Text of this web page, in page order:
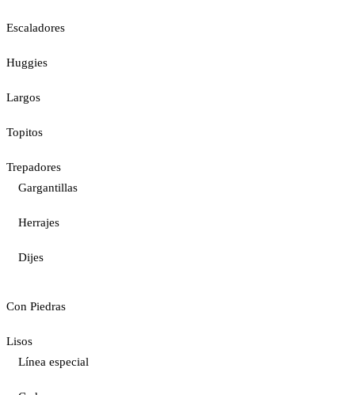
Escaladores
Huggies
Largos
Topitos
Trepadores
Gargantillas
Herrajes
Dijes
Con Piedras
Lisos
Línea especial